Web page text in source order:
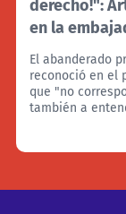
en la
El abanderado
reconoció en el
que "no
también a